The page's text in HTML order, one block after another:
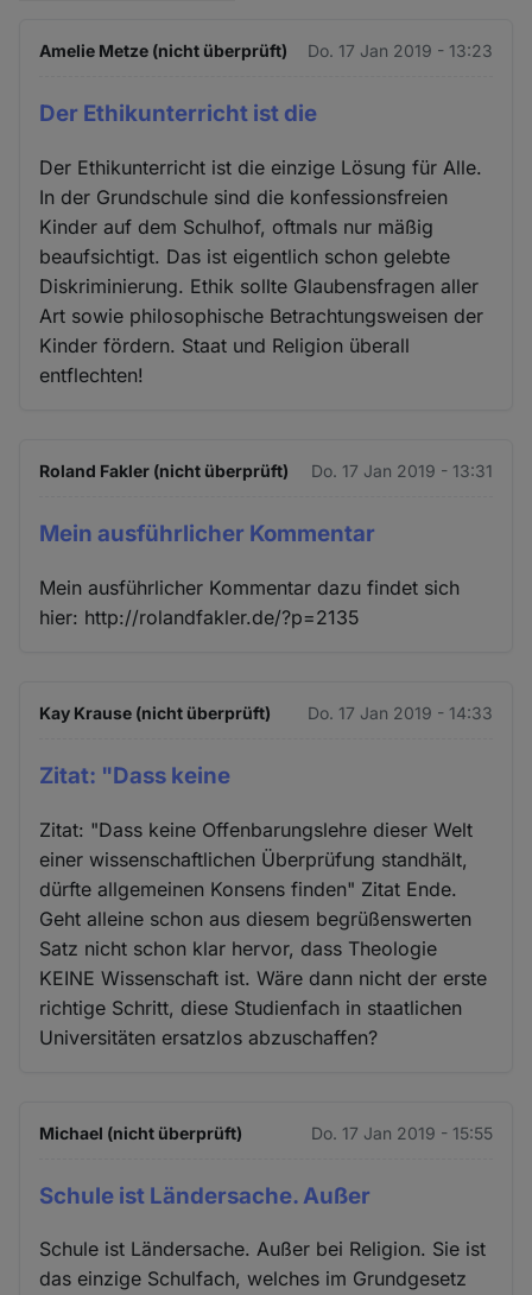
Amelie Metze (nicht überprüft) Do. 17 Jan 2019 - 13:23
Der Ethikunterricht ist die
Der Ethikunterricht ist die einzige Lösung für Alle.
In der Grundschule sind die konfessionsfreien
Kinder auf dem Schulhof, oftmals nur mäßig
beaufsichtigt. Das ist eigentlich schon gelebte
Diskriminierung. Ethik sollte Glaubensfragen aller
Art sowie philosophische Betrachtungsweisen der
Kinder fördern. Staat und Religion überall
entflechten!
Roland Fakler (nicht überprüft) Do. 17 Jan 2019 - 13:31
Mein ausführlicher Kommentar
Mein ausführlicher Kommentar dazu findet sich
hier: http://rolandfakler.de/?p=2135
Kay Krause (nicht überprüft) Do. 17 Jan 2019 - 14:33
Zitat: "Dass keine
Zitat: "Dass keine Offenbarungslehre dieser Welt
einer wissenschaftlichen Überprüfung standhält,
dürfte allgemeinen Konsens finden" Zitat Ende.
Geht alleine schon aus diesem begrüßenswerten
Satz nicht schon klar hervor, dass Theologie
KEINE Wissenschaft ist. Wäre dann nicht der erste
richtige Schritt, diese Studienfach in staatlichen
Universitäten ersatzlos abzuschaffen?
Michael (nicht überprüft) Do. 17 Jan 2019 - 15:55
Schule ist Ländersache. Außer
Schule ist Ländersache. Außer bei Religion. Sie ist
das einzige Schulfach, welches im Grundgesetz